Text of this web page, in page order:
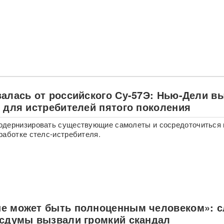
от российского Су-57Э: Нью-Дели
истребителей пятого поколения
существующие самолеты и сосредоточиться
стелс-истребителя.
может быть полноценным человеком»:
вызвали громкий скандал